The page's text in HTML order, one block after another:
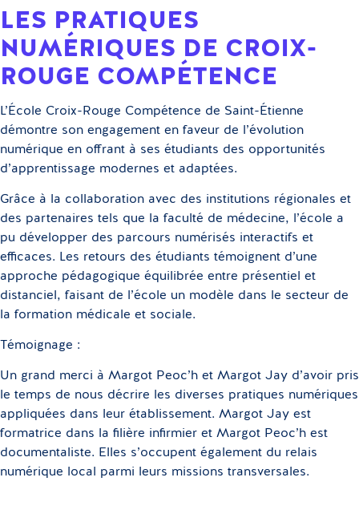
LES PRATIQUES
NUMÉRIQUES DE CROIX-
ROUGE COMPÉTENCE
L’École Croix-Rouge Compétence de Saint-Étienne
démontre son engagement en faveur de l’évolution
numérique en offrant à ses étudiants des opportunités
d’apprentissage modernes et adaptées.
Grâce à la collaboration avec des institutions régionales et
des partenaires tels que la faculté de médecine, l’école a
pu développer des parcours numérisés interactifs et
efficaces. Les retours des étudiants témoignent d’une
approche pédagogique équilibrée entre présentiel et
distanciel, faisant de l’école un modèle dans le secteur de
la formation médicale et sociale.
Témoignage :
Un grand merci à Margot Peoc’h et Margot Jay d’avoir pris
le temps de nous décrire les diverses pratiques numériques
appliquées dans leur établissement. Margot Jay est
formatrice dans la filière infirmier et Margot Peoc’h est
documentaliste. Elles s’occupent également du relais
numérique local parmi leurs missions transversales.